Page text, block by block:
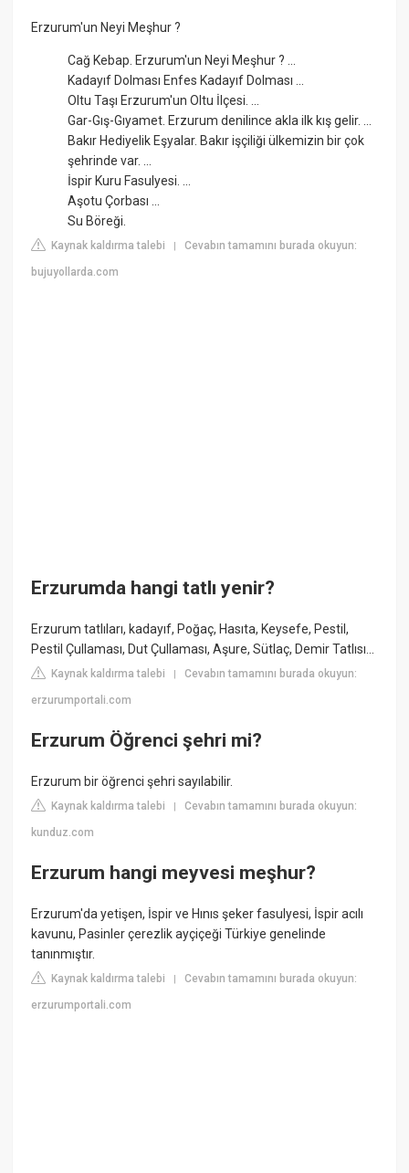
Erzurum'un Neyi Meşhur ?
Cağ Kebap. Erzurum'un Neyi Meşhur ? ...
Kadayıf Dolması Enfes Kadayıf Dolması ...
Oltu Taşı Erzurum'un Oltu İlçesi. ...
Gar-Gış-Gıyamet. Erzurum denilince akla ilk kış gelir. ...
Bakır Hediyelik Eşyalar. Bakır işçiliği ülkemizin bir çok
şehrinde var. ...
İspir Kuru Fasulyesi. ...
Aşotu Çorbası ...
Su Böreği.
Kaynak kaldırma talebi |Cevabın tamamını burada okuyun:
bujuyollarda.com
Erzurumda hangi tatlı yenir?
Erzurum tatlıları, kadayıf, Poğaç, Hasıta, Keysefe, Pestil,
Pestil Çullaması, Dut Çullaması, Aşure, Sütlaç, Demir Tatlısı...
Kaynak kaldırma talebi |Cevabın tamamını burada okuyun:
erzurumportali.com
Erzurum Öğrenci şehri mi?
Erzurum bir öğrenci şehri sayılabilir.
Kaynak kaldırma talebi |Cevabın tamamını burada okuyun:
kunduz.com
Erzurum hangi meyvesi meşhur?
Erzurum'da yetişen, İspir ve Hınıs şeker fasulyesi, İspir acılı
kavunu, Pasinler çerezlik ayçiçeği Türkiye genelinde
tanınmıştır.
Kaynak kaldırma talebi |Cevabın tamamını burada okuyun:
erzurumportali.com